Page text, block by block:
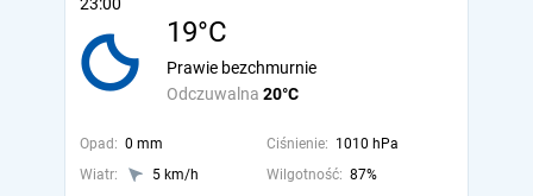
19°C
Odczuwalna 20°C
Prawie bezchmurnie
Opad: 0 mm Ciśnienie: 1010 hPa
Wiatr:
5 km/h Wilgotność: 87%